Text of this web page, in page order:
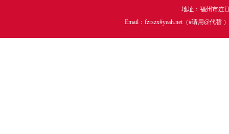
地址：福州市连
Email：fzrszx#yeah.net（#请用@代替